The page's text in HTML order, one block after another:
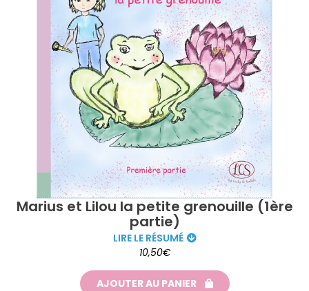
Marius et Lilou la petite grenouille (1ère
partie)
LIRE LE RÉSUMÉ
10,50€
AJOUTER AU PANIER